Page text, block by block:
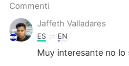
Commenti
Jaffeth Valladares
ES EN
Muy interesante no